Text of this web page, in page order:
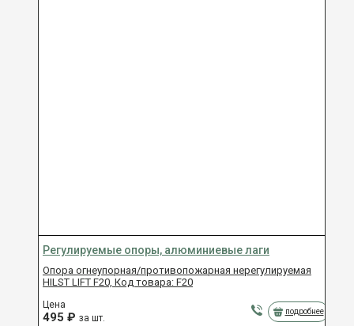
Регулируемые опоры, алюминиевые лаги
Опора огнеупорная/противопожарная нерегулируемая
HILST LIFT F20, Код товара: F20
Цена
495 ₽ за шт.
подробнее